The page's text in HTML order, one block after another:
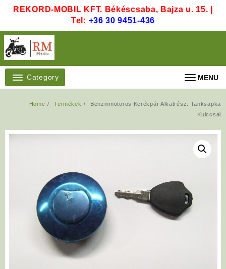
REKORD-MOBIL KFT. Békéscsaba, Bajza u. 15. |
Tel: +36 30 9451-436
Category MENU
Home Termékek
Benzinmotoros Kerékpár Alkatrész: Tanksapka
Kulccsal